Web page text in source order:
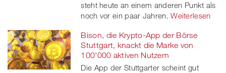
steht heute an einem anderen Punkt als
noch vor ein paar Jahren. Weiterlesen
Bison, die Krypto-App der Börse
Stuttgart, knackt die Marke von
100'000 aktiven Nutzern
Die App der Stuttgarter scheint gut